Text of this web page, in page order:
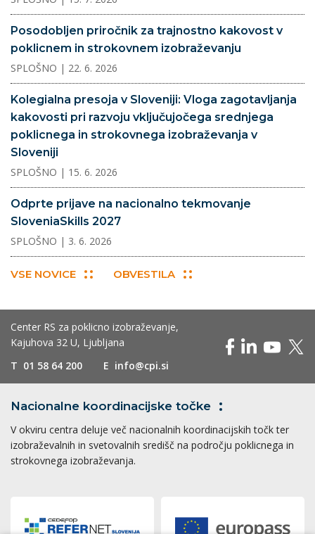
Posodobljen priročnik za trajnostno kakovost v
poklicnem in strokovnem izobraževanju
SPLOŠNO | 22. 6. 2026
Kolegialna presoja v Sloveniji: Vloga zagotavljanja
kakovosti pri razvoju vključujočega srednjega
poklicnega in strokovnega izobraževanja v
Sloveniji
SPLOŠNO | 15. 6. 2026
Odprte prijave na nacionalno tekmovanje
SloveniaSkills 2027
SPLOŠNO | 3. 6. 2026
VSE NOVICE OBVESTILA
Center RS za poklicno izobraževanje,
Kajuhova 32 U, Ljubljana
T 01 58 64 200 E info@cpi.si
Nacionalne koordinacijske točke
V okviru centra deluje več nacionalnih koordinacijskih točk ter
izobraževalnih in svetovalnih središč na področju poklicnega in
strokovnega izobraževanja.